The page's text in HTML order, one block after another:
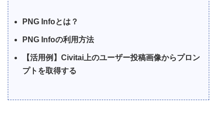
PNG Infoとは？
PNG Infoの利用方法
【活用例】Civitai上のユーザー投稿画像からプロン
プトを取得する